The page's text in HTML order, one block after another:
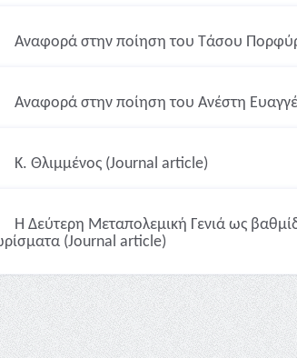
Αναφορά στην ποίηση του Τάσου
Αναφορά στην ποίηση του Ανέστη
Κ. Θλιμμένος (Journal article)
Η Δεύτερη Μεταπολεμική Γενιά ως
(Journal article)